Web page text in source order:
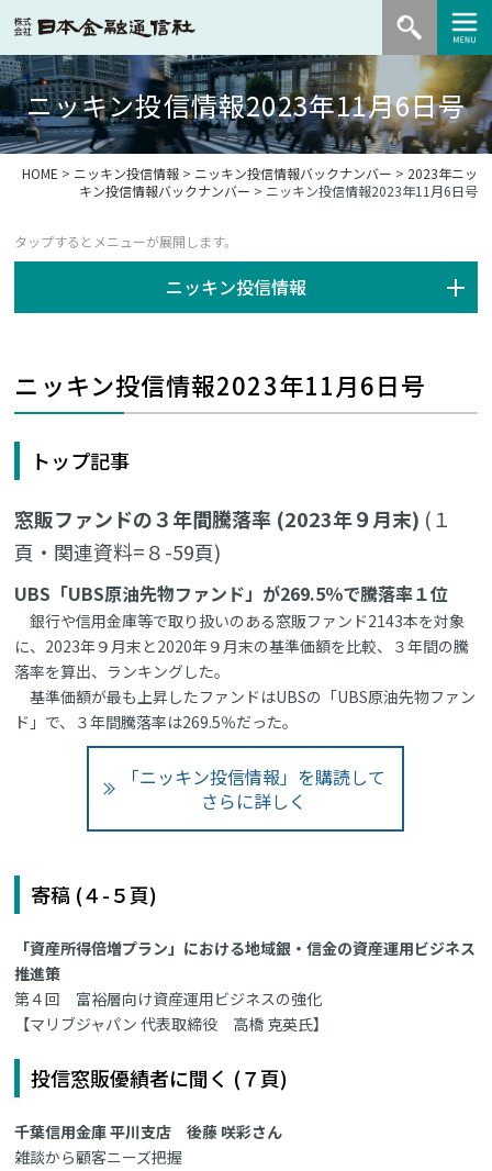
ニッキン投信情報2023年11月6日号
HOME > ニッキン投信情報> ニッキン投信情報バックナンバー > 2023年ニッ
キン投信情報バックナンバー > ニッキン投信情報2023年11月6日号
ニッキン投信情報
ニッキン投信情報2023年11月6日号
トップ記事
窓販ファンドの３年間騰落率 (2023年９月末) (１
頁・関連資料=８-59頁)
UBS「UBS原油先物ファンド」が269.5％で騰落率１位
銀行や信用金庫等で取り扱いのある窓販ファンド2143本を対象
に、2023年９月末と2020年９月末の基準価額を比較、３年間の騰
落率を算出、ランキングした。
基準価額が最も上昇したファンドはUBSの「UBS原油先物ファン
ド」で、３年間騰落率は269.5％だった。
「ニッキン投信情報」を購読して
さらに詳しく
寄稿 (４-５頁)
「資産所得倍増プラン」における地域銀・信金の資産運用ビジネス
推進策
第４回 富裕層向け資産運用ビジネスの強化
【マリブジャパン 代表取締役 高橋 克英氏】
投信窓販優績者に聞く (７頁)
千葉信用金庫 平川支店 後藤 咲彩さん
雑談から顧客ニーズ把握